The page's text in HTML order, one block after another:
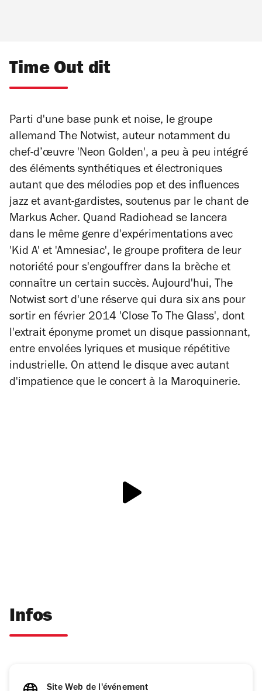
Time Out dit
Parti d'une base punk et noise, le groupe
allemand The Notwist, auteur notamment du
chef-d’œuvre 'Neon Golden', a peu à peu intégré
des éléments synthétiques et électroniques
autant que des mélodies pop et des influences
jazz et avant-gardistes, soutenus par le chant de
Markus Acher. Quand Radiohead se lancera
dans le même genre d'expérimentations avec
'Kid A' et 'Amnesiac', le groupe profitera de leur
notoriété pour s'engouffrer dans la brèche et
connaître un certain succès. Aujourd'hui, The
Notwist sort d'une réserve qui dura six ans pour
sortir en février 2014 'Close To The Glass', dont
l'extrait éponyme promet un disque passionnant,
entre envolées lyriques et musique répétitive
industrielle. On attend le disque avec autant
d'impatience que le concert à la Maroquinerie.
Infos
Site Web de l'événement